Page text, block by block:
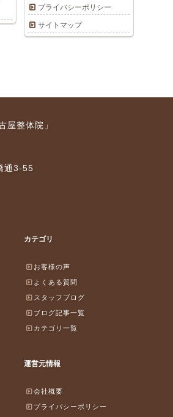
プライバシーポリシー
サイトマップ
屋整体院」
通3-55
カテゴリ
お客様の声
よくある質問
スタッフブログ
ブログ記事一覧
カテゴリ一覧
運営元情報
会社概要
プライバシーポリシー